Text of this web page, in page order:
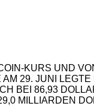
KURS UND
29. JUNI
BEI 86,93
MILLIARDEN